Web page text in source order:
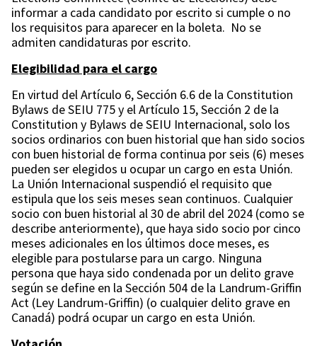
informar a cada candidato por escrito si cumple o no
los requisitos para aparecer en la boleta. No se
admiten candidaturas por escrito.
Elegibilidad para el cargo
En virtud del Artículo 6, Sección 6.6 de la Constitution
Bylaws de SEIU 775 y el Artículo 15, Sección 2 de la
Constitution y Bylaws de SEIU Internacional, solo los
socios ordinarios con buen historial que han sido socios
con buen historial de forma continua por seis (6) meses
pueden ser elegidos u ocupar un cargo en esta Unión.
La Unión Internacional suspendió el requisito que
estipula que los seis meses sean continuos. Cualquier
socio con buen historial al 30 de abril del 2024 (como se
describe anteriormente), que haya sido socio por cinco
meses adicionales en los últimos doce meses, es
elegible para postularse para un cargo. Ninguna
persona que haya sido condenada por un delito grave
según se define en la Sección 504 de la Landrum-Griffin
Act (Ley Landrum-Griffin) (o cualquier delito grave en
Canadá) podrá ocupar un cargo en esta Unión.